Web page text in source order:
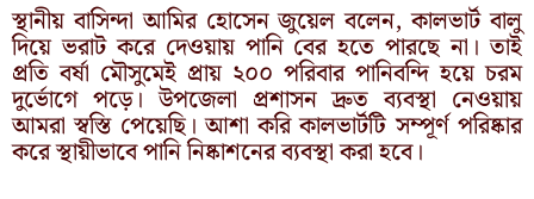
স্থানীয় বাসিন্দা আমির হোসেন জুয়েল বলেন, কালভার্ট বালু
দিয়ে ভরাট করে দেওয়ায় পানি বের হতে পারছে না। তাই
প্রতি বর্ষা মৌসুমেই প্রায় ২০০ পরিবার পানিবন্দি হয়ে চরম
দুর্ভোগে পড়ে। উপজেলা প্রশাসন দ্রুত ব্যবস্থা নেওয়ায়
আমরা স্বস্তি পেয়েছি। আশা করি কালভার্টটি সম্পূর্ণ পরিষ্কার
করে স্থায়ীভাবে পানি নিষ্কাশনের ব্যবস্থা করা হবে।